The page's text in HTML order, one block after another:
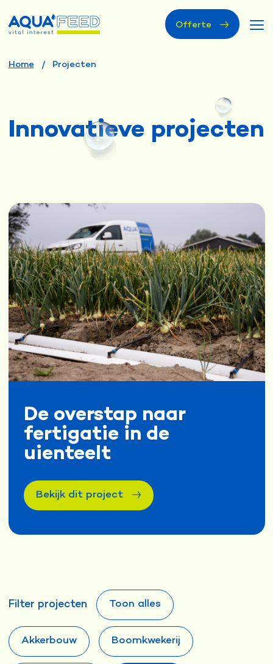
Offerte
Home Projecten
Innovatieve projecten
De overstap naar
fertigatie in de
uienteelt
Bekijk dit project
Filter projecten Toon alles
Akkerbouw Boomkwekerij